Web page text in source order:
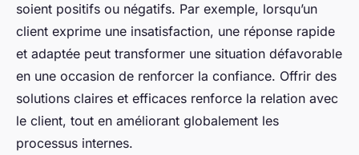
soient positifs ou négatifs. Par exemple, lorsqu’un
client exprime une insatisfaction, une réponse rapide
et adaptée peut transformer une situation défavorable
en une occasion de renforcer la confiance. Offrir des
solutions claires et efficaces renforce la relation avec
le client, tout en améliorant globalement les
processus internes.